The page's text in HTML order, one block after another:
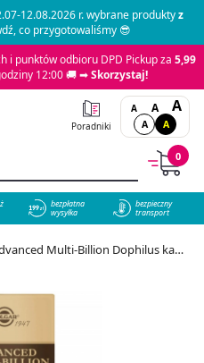
12.08.2026 r. wybrane produktyz
co przygotowaliśmy 😎
i punktów odbioru DPD Pickup za 5,99
12:00 🚚 ➡Skorzystaj!
Poradniki
A A A
A A
0
bezpłatna
wysyłka
bezpieczny
transport
Multi-Billion Dophilus kapsułki, 60 szt. - cena 154,69 zł